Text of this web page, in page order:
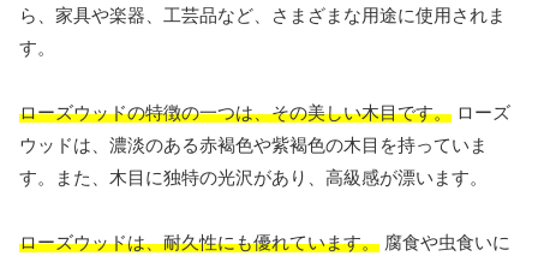
ら、家具や楽器、工芸品など、さまざまな用途に使用されま
す。
ローズウッドの特徴の一つは、その美しい木目です。 ローズ
ウッドは、濃淡のある赤褐色や紫褐色の木目を持っていま
す。また、木目に独特の光沢があり、高級感が漂います。
ローズウッドは、耐久性にも優れています。 腐食や虫食いに